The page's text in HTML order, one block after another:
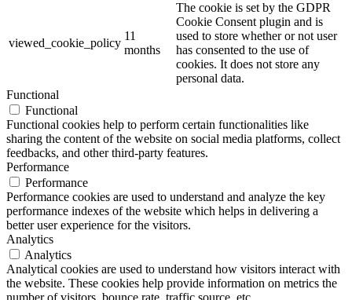
viewed_cookie_policy
11
months
The cookie is set by the GDPR
Cookie Consent plugin and is
used to store whether or not user
has consented to the use of
cookies. It does not store any
personal data.
Functional
Functional
Functional cookies help to perform certain functionalities like
sharing the content of the website on social media platforms, collect
feedbacks, and other third-party features.
Performance
Performance
Performance cookies are used to understand and analyze the key
performance indexes of the website which helps in delivering a
better user experience for the visitors.
Analytics
Analytics
Analytical cookies are used to understand how visitors interact with
the website. These cookies help provide information on metrics the